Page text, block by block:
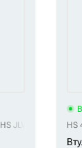
HS JLV1811
HS